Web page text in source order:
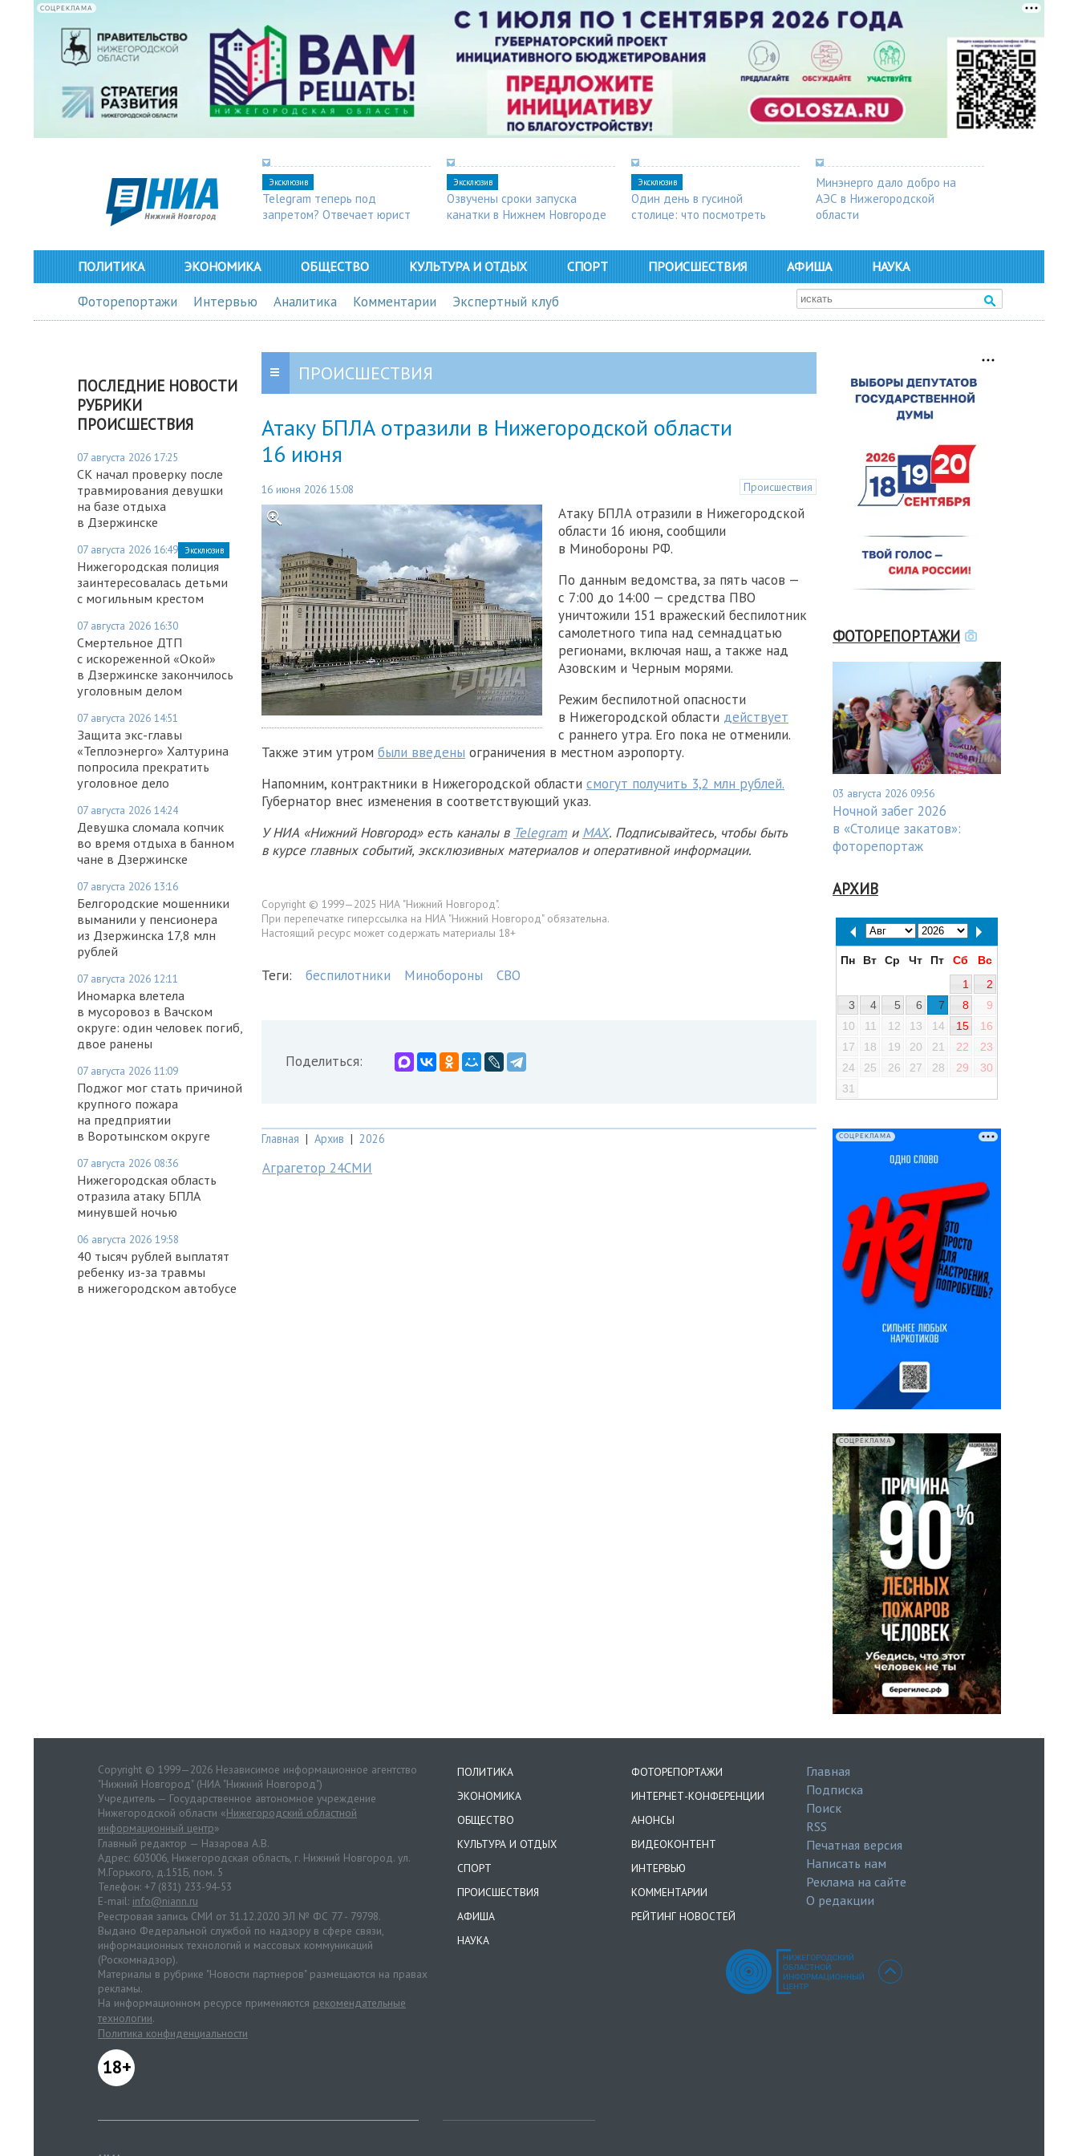
СОЦРЕКЛАМА
Эксклюзив
Telegram теперь под
запретом? Отвечает юрист
Эксклюзив
Озвучены сроки запуска
канатки в Нижнем Новгороде
Эксклюзив
Один день в гусиной
столице: что посмотреть
Минэнерго дало добро на
АЭС в Нижегородской
области
ПОЛИТИКА ЭКОНОМИКА ОБЩЕСТВО КУЛЬТУРА И ОТДЫХ СПОРТ ПРОИСШЕСТВИЯ АФИША НАУКА
Фоторепортажи Интервью Аналитика Комментарии Экспертный клуб
ПОСЛЕДНИЕ НОВОСТИ
РУБРИКИ
ПРОИСШЕСТВИЯ
07 августа 2026 17:25
СК начал проверку после
травмирования девушки
на базе отдыха
в Дзержинске
07 августа 2026 16:49 Эксклюзив
Нижегородская полиция
заинтересовалась детьми
с могильным крестом
07 августа 2026 16:30
Смертельное ДТП
с искореженной «Окой»
в Дзержинске закончилось
уголовным делом
07 августа 2026 14:51
Защита экс-главы
«Теплоэнерго» Халтурина
попросила прекратить
уголовное дело
07 августа 2026 14:24
Девушка сломала копчик
во время отдыха в банном
чане в Дзержинске
07 августа 2026 13:16
Белгородские мошенники
выманили у пенсионера
из Дзержинска 17,8 млн
рублей
07 августа 2026 12:11
Иномарка влетела
в мусоровоз в Вачском
округе: один человек погиб,
двое ранены
07 августа 2026 11:09
Поджог мог стать причиной
крупного пожара
на предприятии
в Воротынском округе
07 августа 2026 08:36
Нижегородская область
отразила атаку БПЛА
минувшей ночью
06 августа 2026 19:58
40 тысяч рублей выплатят
ребенку из-за травмы
в нижегородском автобусе
ПРОИСШЕСТВИЯ
Атаку БПЛА отразили в Нижегородской области
16 июня
16 июня 2026 15:08 Происшествия
Атаку БПЛА отразили в Нижегородской
области 16 июня, сообщили
в Минобороны РФ.
По данным ведомства, за пять часов —
с 7:00 до 14:00 — средства ПВО
уничтожили 151 вражеский беспилотник
самолетного типа над семнадцатью
регионами, включая наш, а также над
Азовским и Черным морями.
Режим беспилотной опасности
в Нижегородской области действует
с раннего утра. Его пока не отменили.
Также этим утром были введены ограничения в местном аэропорту.
Напомним, контрактники в Нижегородской области смогут получить 3,2 млн рублей.
Губернатор внес изменения в соответствующий указ.
У НИА «Нижний Новгород» есть каналы в Telegram и MAX. Подписывайтесь, чтобы быть
в курсе главных событий, эксклюзивных материалов и оперативной информации.
Copyright © 1999—2025 НИА "Нижний Новгород".
При перепечатке гиперссылка на НИА "Нижний Новгород" обязательна.
Настоящий ресурс может содержать материалы 18+
Теги: беспилотники Минобороны СВО
Поделиться:
Главная | Архив | 2026
Аграгетор 24СМИ
ФОТОРЕПОРТАЖИ
03 августа 2026 09:56
Ночной забег 2026
в «Столице закатов»:
фоторепортаж
АРХИВ
Пн Вт Ср Чт Пт Сб
Вс
1
2
3
4 5 6 7 8
9
10
11 12 13 14 15
16
17
18 19 20 21 22
23
24
25 26 27 28 29
30
31
СОЦРЕКЛАМА
СОЦРЕКЛАМА
Copyright © 1999—2026 Независимое информационное агентство
"Нижний Новгород" (НИА "Нижний Новгород")
Учредитель — Государственное автономное учреждение
Нижегородской области «Нижегородский областной
информационный центр»
Главный редактор — Назарова А.В.
Адрес: 603006, Нижегородская область, г. Нижний Новгород. ул.
М.Горького, д.151Б, пом. 5
Телефон: +7 (831) 233-94-53
E-mail: info@niann.ru
Реестровая запись СМИ от 31.12.2020 ЭЛ № ФС 77 - 79798.
Выдано Федеральной службой по надзору в сфере связи,
информационных технологий и массовых коммуникаций
(Роскомнадзор).
Материалы в рубрике "Новости партнеров" размещаются на правах
рекламы.
На информационном ресурсе применяются рекомендательные
технологии.
Политика конфиденциальности
18+
ПОЛИТИКА
ЭКОНОМИКА
ОБЩЕСТВО
КУЛЬТУРА И ОТДЫХ
СПОРТ
ПРОИСШЕСТВИЯ
АФИША
НАУКА
ФОТОРЕПОРТАЖИ
ИНТЕРНЕТ-КОНФЕРЕНЦИИ
АНОНСЫ
ВИДЕОКОНТЕНТ
ИНТЕРВЬЮ
КОММЕНТАРИИ
РЕЙТИНГ НОВОСТЕЙ
Главная
Подписка
Поиск
RSS
Печатная версия
Написать нам
Реклама на сайте
О редакции